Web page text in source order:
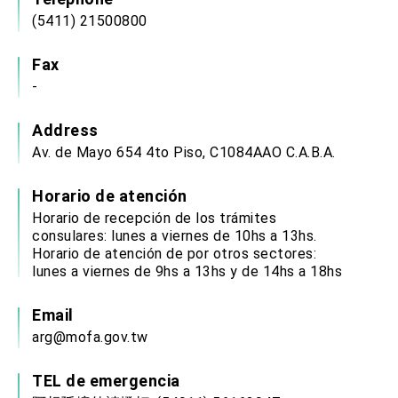
(5411) 21500800
Fax
-
Address
Av. de Mayo 654 4to Piso, C1084AAO C.A.B.A.
Horario de atención
Horario de recepción de los trámites
consulares: lunes a viernes de 10hs a 13hs.
Horario de atención de por otros sectores:
lunes a viernes de 9hs a 13hs y de 14hs a 18hs
Email
arg@mofa.gov.tw
TEL de emergencia